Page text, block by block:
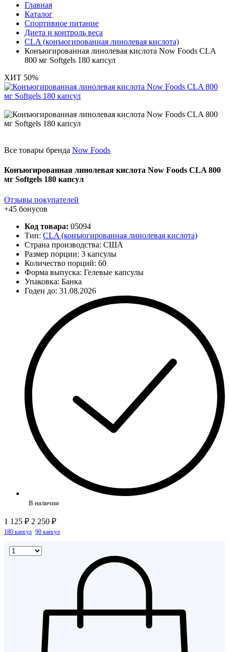
Главная
Каталог
Спортивное питание
Диета и контроль веса
CLA (конъюгированная линолевая кислота)
Конъюгированная линолевая кислота Now Foods CLA
800 мг Softgels 180 капсул
ХИТ 50%
Все товары бренда Now Foods
Конъюгированная линолевая кислота Now Foods CLA 800
мг Softgels 180 капсул
Отзывы покупателей
+45 бонусов
Код товара: 05094
Тип: CLA (конъюгированная линолевая кислота)
Страна производства: США
Размер порции: 3 капсулы
Количество порций: 60
Форма выпуска: Гелевые капсулы
Упаковка: Банка
Годен до: 31.08.2026
В наличии
1 125 ₽ 2 250 ₽
180 капсул 90 капсул